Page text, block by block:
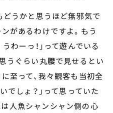
どうかと思うほど無邪気で
があるわけですよ。もう
わーっ！」って遊んでいる
うぐらい丸腰で見せるとい
至って、我々観客も当初全
でしょ？」って思っていた
人魚シャンシャン側の心